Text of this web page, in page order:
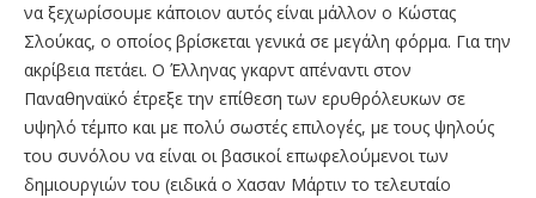
να ξεχωρίσουμε κάποιον αυτός είναι μάλλον ο Κώστας
Σλούκας, ο οποίος βρίσκεται γενικά σε μεγάλη φόρμα. Για την
ακρίβεια πετάει. Ο Έλληνας γκαρντ απέναντι στον
Παναθηναϊκό έτρεξε την επίθεση των ερυθρόλευκων σε
υψηλό τέμπο και με πολύ σωστές επιλογές, με τους ψηλούς
του συνόλου να είναι οι βασικοί επωφελούμενοι των
δημιουργιών του (ειδικά ο Χασαν Μάρτιν το τελευταίο